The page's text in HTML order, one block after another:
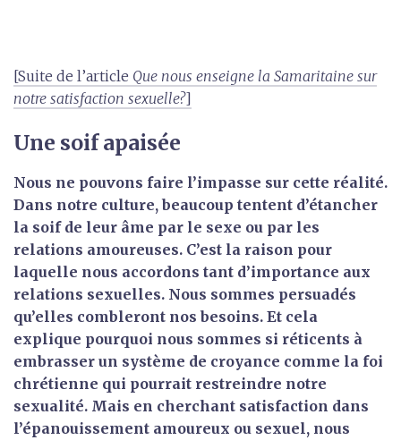
[Suite de l’article Que nous enseigne la Samaritaine sur
notre satisfaction sexuelle?]
Une soif apaisée
Nous ne pouvons faire l’impasse sur cette réalité.
Dans notre culture, beaucoup tentent d’étancher
la soif de leur âme par le sexe ou par les
relations amoureuses. C’est la raison pour
laquelle nous accordons tant d’importance aux
relations sexuelles. Nous sommes persuadés
qu’elles combleront nos besoins. Et cela
explique pourquoi nous sommes si réticents à
embrasser un système de croyance comme la foi
chrétienne qui pourrait restreindre notre
sexualité. Mais en cherchant satisfaction dans
l’épanouissement amoureux ou sexuel, nous